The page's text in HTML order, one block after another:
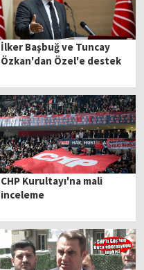
İlker Başbuğ ve Tuncay
Özkan'dan Özel'e destek
CHP Kurultayı'na mali
inceleme